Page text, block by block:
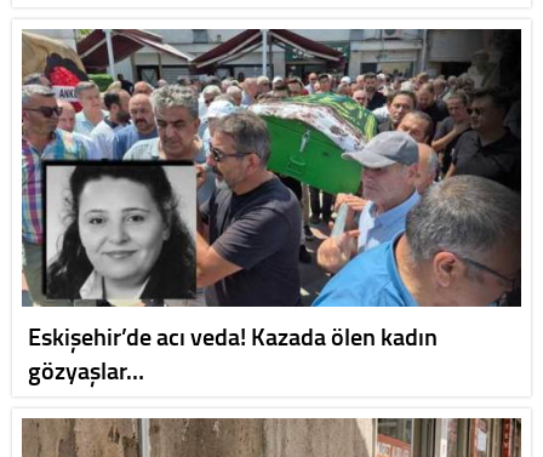
Eskişehir’de acı veda! Kazada ölen kadın
gözyaşlar…